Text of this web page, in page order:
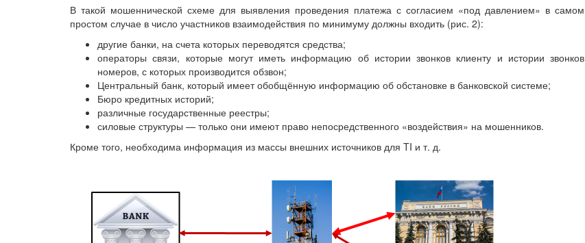
В такой мошеннической схеме для выявления проведения платежа с согласием «под давлением» в самом
простом случае в число участников взаимодействия по минимуму должны входить (рис. 2):
другие банки, на счета которых переводятся средства;
операторы связи, которые могут иметь информацию об истории звонков клиенту и истории звонков
номеров, с которых производится обзвон;
Центральный банк, который имеет обобщённую информацию об обстановке в банковской системе;
Бюро кредитных историй;
различные государственные реестры;
силовые структуры — только они имеют право непосредственного «воздействия» на мошенников.
Кроме того, необходима информация из массы внешних источников для TI и т. д.